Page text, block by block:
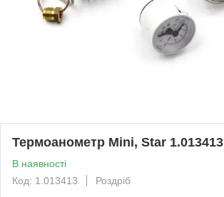
Термоанометр Mini, Star 1.013413
В наявності
Код: 1.013413
Роздріб